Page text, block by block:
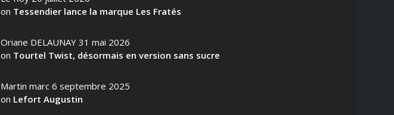
on Tessendier lance la marque Les Fratés
Oriane DELAUNAY 31 mai 2026
on Tourtel Twist, désormais en version sans sucre
Martin marc 6 septembre 2025
on Lefort Augustin